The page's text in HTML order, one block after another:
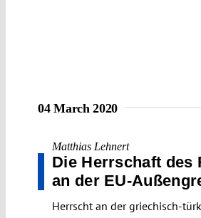
04 March 2020
Matthias Lehnert
Die Herrschaft des
an der EU-
Herrscht an der griechisch-